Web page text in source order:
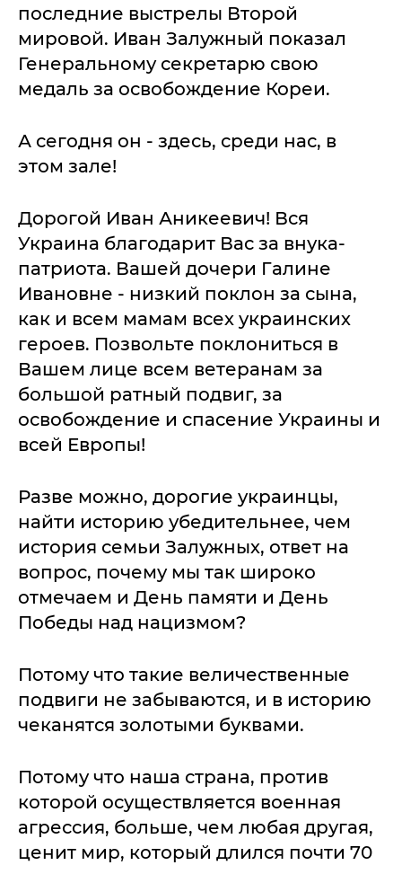
последние выстрелы Второй
мировой. Иван Залужный показал
Генеральному секретарю свою
медаль за освобождение Кореи.
А сегодня он - здесь, среди нас, в
этом зале!
Дорогой Иван Аникеевич! Вся
Украина благодарит Вас за внука-
патриота. Вашей дочери Галине
Ивановне - низкий поклон за сына,
как и всем мамам всех украинских
героев. Позвольте поклониться в
Вашем лице всем ветеранам за
большой ратный подвиг, за
освобождение и спасение Украины и
всей Европы!
Разве можно, дорогие украинцы,
найти историю убедительнее, чем
история семьи Залужных, ответ на
вопрос, почему мы так широко
отмечаем и День памяти и День
Победы над нацизмом?
Потому что такие величественные
подвиги не забываются, и в историю
чеканятся золотыми буквами.
Потому что наша страна, против
которой осуществляется военная
агрессия, больше, чем любая другая,
ценит мир, который длился почти 70